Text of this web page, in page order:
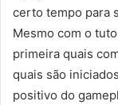
certo tempo para
Mesmo com o
primeira quais
quais são
positivo do